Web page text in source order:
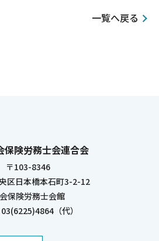
一覧へ戻る
保険労務士会連合会
〒103-8346
区日本橋本石町3-2-12
保険労務士会館
（代）